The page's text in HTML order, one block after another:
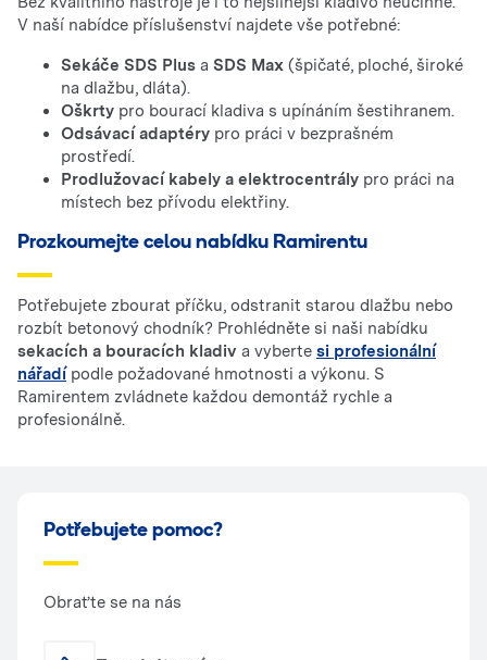
V naší nabídce příslušenství najdete vše potřebné:
Sekáče SDS Plus a SDS Max (špičaté, ploché, široké
na dlažbu, dláta).
Oškrty pro bourací kladiva s upínáním šestihranem.
Odsávací adaptéry pro práci v bezprašném
prostředí.
Prodlužovací kabely a elektrocentrály pro práci na
místech bez přívodu elektřiny.
Prozkoumejte celou nabídku Ramirentu
Potřebujete zbourat příčku, odstranit starou dlažbu nebo
rozbít betonový chodník? Prohlédněte si naši nabídku
sekacích a bouracích kladiv a vyberte si profesionální
nářadípodle požadované hmotnosti a výkonu. S
Ramirentem zvládnete každou demontáž rychle a
profesionálně.
Potřebujete pomoc?
Obraťte se na nás